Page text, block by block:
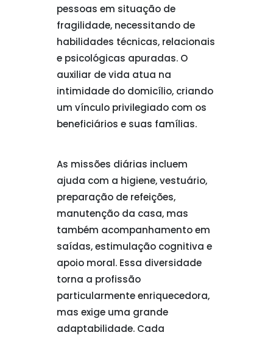
pessoas em situação de
fragilidade, necessitando de
habilidades técnicas, relacionais
e psicológicas apuradas. O
auxiliar de vida atua na
intimidade do domicílio, criando
um vínculo privilegiado com os
beneficiários e suas famílias.
As missões diárias incluem
ajuda com a higiene, vestuário,
preparação de refeições,
manutenção da casa, mas
também acompanhamento em
saídas, estimulação cognitiva e
apoio moral. Essa diversidade
torna a profissão
particularmente enriquecedora,
mas exige uma grande
adaptabilidade. Cada